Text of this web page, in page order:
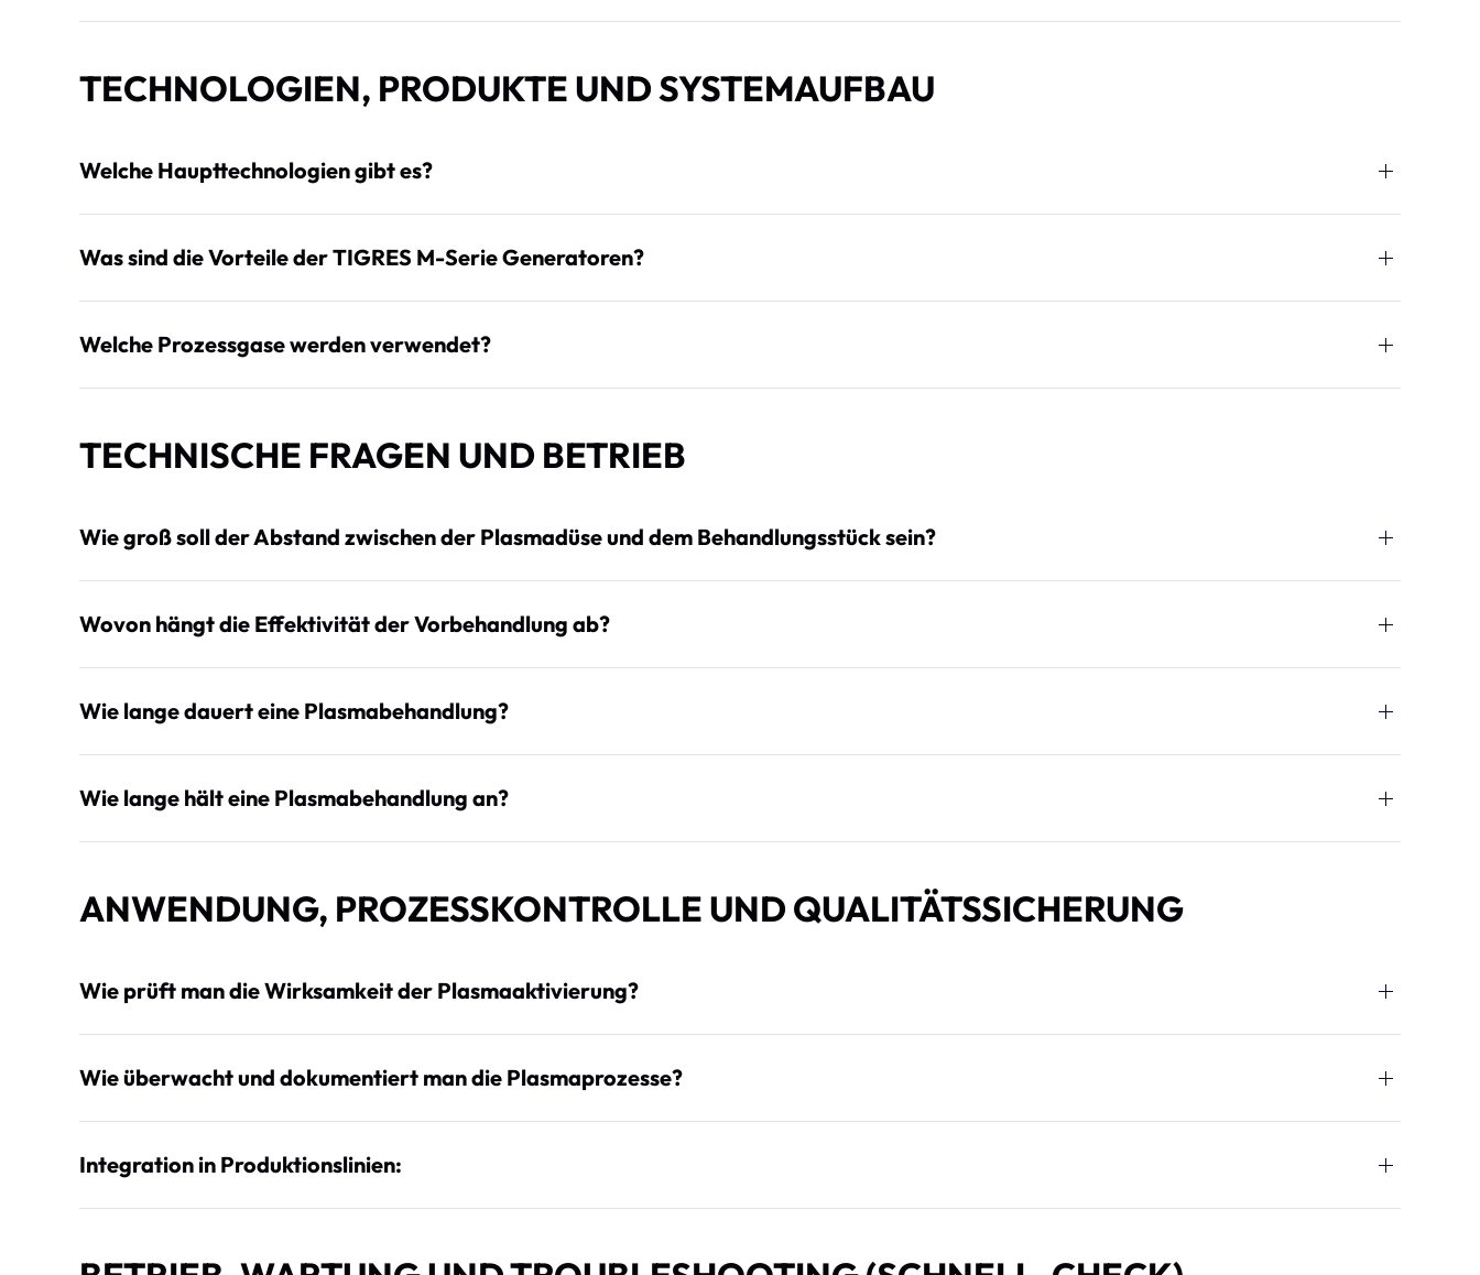
TECHNOLOGIEN, PRODUKTE UND SYSTEMAUFBAU
Welche Haupttechnologien gibt es?
Was sind die Vorteile der TIGRES M-Serie Generatoren?
Welche Prozessgase werden verwendet?
TECHNISCHE FRAGEN UND BETRIEB
Wie groß soll der Abstand zwischen der Plasmadüse und dem Behandlungsstück sein?
Wovon hängt die Effektivität der Vorbehandlung ab?
Wie lange dauert eine Plasmabehandlung?
Wie lange hält eine Plasmabehandlung an?
ANWENDUNG, PROZESSKONTROLLE UND QUALITÄTSSICHERUNG
Wie prüft man die Wirksamkeit der Plasmaaktivierung?
Wie überwacht und dokumentiert man die Plasmaprozesse?
Integration in Produktionslinien: